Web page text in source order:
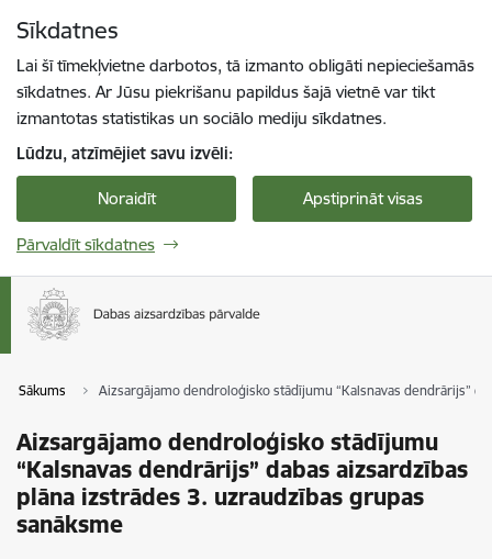
Sīkdatnes
Lai šī tīmekļvietne darbotos, tā izmanto obligāti nepieciešamās
sīkdatnes. Ar Jūsu piekrišanu papildus šajā vietnē var tikt
izmantotas statistikas un sociālo mediju sīkdatnes.
Lūdzu, atzīmējiet savu izvēli:
Noraidīt Apstiprināt visas
Pārvaldīt sīkdatnes
Sākums Aizsargājamo dendroloģisko stādījumu “Kalsnavas dendrārijs”
Aizsargājamo dendroloģisko stādījumu
“Kalsnavas dendrārijs” dabas aizsardzības
plāna izstrādes 3. uzraudzības grupas
sanāksme